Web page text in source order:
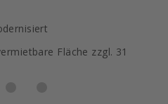
Fläche zzgl. 31